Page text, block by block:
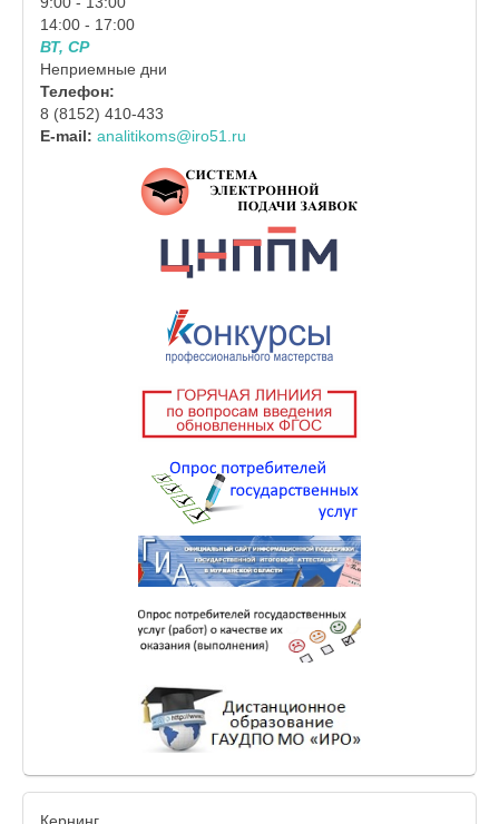
14:00 - 17:00
ВТ, СР
Неприемные дни
Телефон:
8 (8152) 410-433
E-mail: analitikoms@iro51.ru
Кернинг